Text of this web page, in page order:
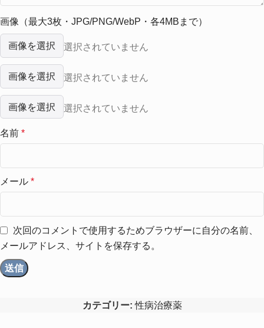
画像（最大3枚・JPG/PNG/WebP・各4MBまで）
画像を選択 選択されていません
画像を選択 選択されていません
画像を選択 選択されていません
名前 *
メール *
次回のコメントで使用するためブラウザーに自分の名前、
メールアドレス、サイトを保存する。
カテゴリー: 性病治療薬